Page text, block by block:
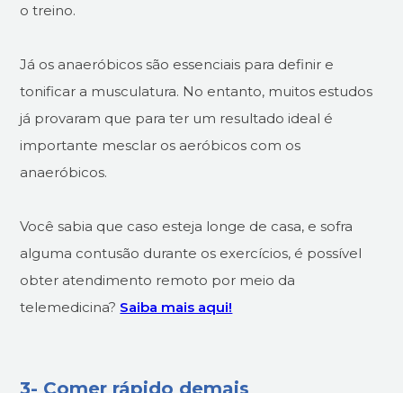
o treino.
Já os anaeróbicos são essenciais para definir e
tonificar a musculatura. No entanto, muitos estudos
já provaram que para ter um resultado ideal é
importante mesclar os aeróbicos com os
anaeróbicos.
Você sabia que caso esteja longe de casa, e sofra
alguma contusão durante os exercícios, é possível
obter atendimento remoto por meio da
telemedicina? Saiba mais aqui!
3- Comer rápido demais